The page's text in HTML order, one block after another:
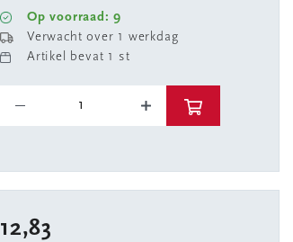
Op voorraad: 9
Verwacht over 1 werkdag
Artikel bevat 1 st
12,83